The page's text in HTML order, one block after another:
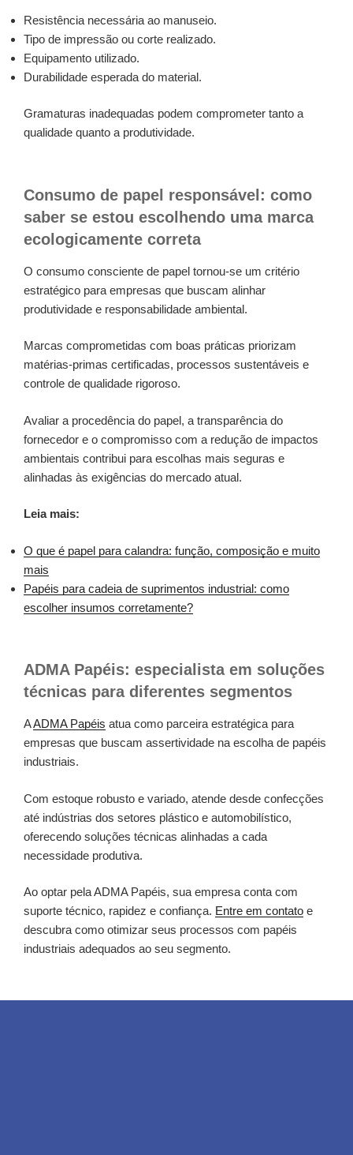
Resistência necessária ao manuseio.
Tipo de impressão ou corte realizado.
Equipamento utilizado.
Durabilidade esperada do material.
Gramaturas inadequadas podem comprometer tanto a
qualidade quanto a produtividade.
Consumo de papel responsável: como
saber se estou escolhendo uma marca
ecologicamente correta
O consumo consciente de papel tornou-se um critério
estratégico para empresas que buscam alinhar
produtividade e responsabilidade ambiental.
Marcas comprometidas com boas práticas priorizam
matérias-primas certificadas, processos sustentáveis e
controle de qualidade rigoroso.
Avaliar a procedência do papel, a transparência do
fornecedor e o compromisso com a redução de impactos
ambientais contribui para escolhas mais seguras e
alinhadas às exigências do mercado atual.
Leia mais:
O que é papel para calandra: função, composição e muito
mais
Papéis para cadeia de suprimentos industrial: como
escolher insumos corretamente?
ADMA Papéis: especialista em soluções
técnicas para diferentes segmentos
AADMA Papéis atua como parceira estratégica para
empresas que buscam assertividade na escolha de papéis
industriais.
Com estoque robusto e variado, atende desde confecções
até indústrias dos setores plástico e automobilístico,
oferecendo soluções técnicas alinhadas a cada
necessidade produtiva.
Ao optar pela ADMA Papéis, sua empresa conta com
suporte técnico, rapidez e confiança. Entre em contato e
descubra como otimizar seus processos com papéis
industriais adequados ao seu segmento.